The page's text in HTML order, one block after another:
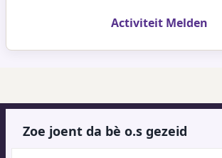
Activiteit Melden
Zoe joent da bè o.s gezeid